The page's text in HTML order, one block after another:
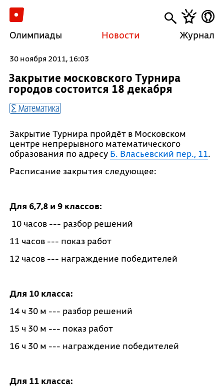
Олимпиады Новости Журнал
30 ноября 2011, 16:03
Закрытие московского Турнира
городов состоится 18 декабря
Математика
Закрытие Турнира пройдёт в Московском
центре непрерывного математического
образования по адресу Б. Власьевский пер., 11.
Расписание закрытия следующее:
Для 6,7,8 и 9 классов:
10 часов --- разбор решений
11 часов --- показ работ
12 часов --- награждение победителей
Для 10 класса:
14 ч 30 м --- разбор решений
15 ч 30 м --- показ работ
16 ч 30 м --- награждение победителей
Для 11 класса: